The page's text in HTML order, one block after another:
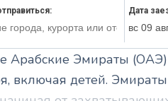
Арабские Эмираты
включая детей.